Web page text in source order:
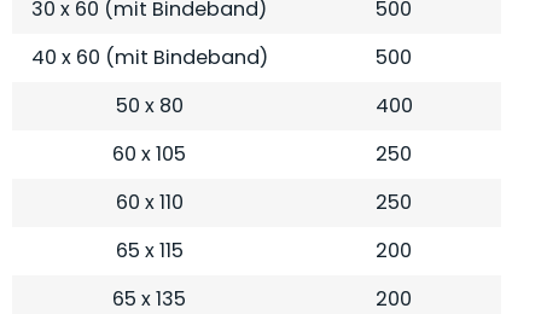
30 x 60 (mit Bindeband)
500
40 x 60 (mit Bindeband)
500
50 x 80
400
60 x 105
250
60 x 110
250
65 x 115
200
65 x 135
200